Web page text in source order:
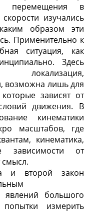
перемещения в
изучались
образом эти
Применительно к
ситуация, как
Здесь
локализация,
возможна лишь для
зависят от
движения. В
кинематики
масштабов, где
кинематика,
зависимости от
смысл.
и второй закон
большого
измерить